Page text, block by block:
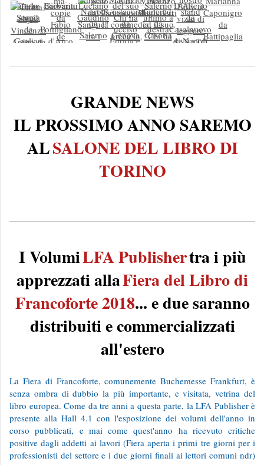
GRANDE NEWS
IL PROSSIMO ANNO SAREMO
ALSALONE DEL LIBRO DI
TORINO
I VolumiLFA Publishertra i più
apprezzati allaFiera del Libro di
Francoforte 2018... e due saranno
distribuiti e commercializzati
all'estero
La Fiera di Francoforte, comunemente Buchemesse Frankfurt, è
senza ombra di dubbio la più importante, e visitata, vetrina del
libro europea. Come da tre anni a questa parte, la LFA Publisher è
presente alla Hall 4.1 con l'esposizione dei volumi dell'anno in
corso pubblicati, e mai come quest'anno ha ricevuto critiche
positive dagli addetti ai lavori (Fiera aperta i primi tre giorni per i
professionisti del settore e i due giorni finali ai lettori comuni ndr)